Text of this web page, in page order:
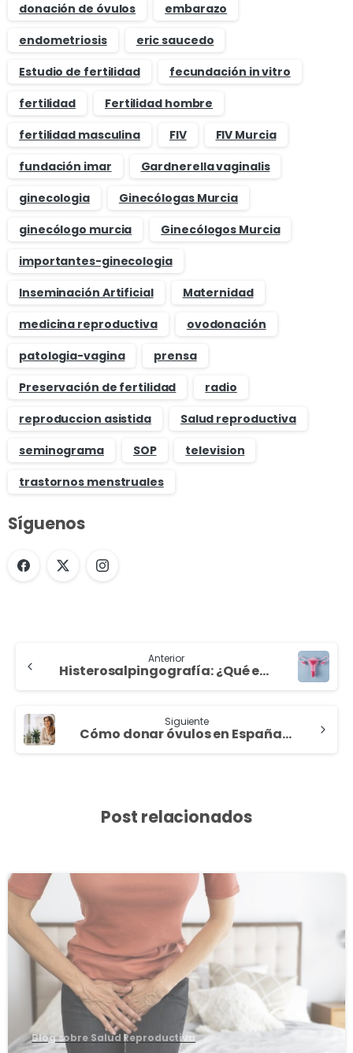
donación de óvulos
embarazo
endometriosis
eric saucedo
Estudio de fertilidad
fecundación in vitro
fertilidad
Fertilidad hombre
fertilidad masculina
FIV
FIV Murcia
fundación imar
Gardnerella vaginalis
ginecologia
Ginecólogas Murcia
ginecólogo murcia
Ginecólogos Murcia
importantes-ginecologia
Inseminación Artificial
Maternidad
medicina reproductiva
ovodonación
patologia-vagina
prensa
Preservación de fertilidad
radio
reproduccion asistida
Salud reproductiva
seminograma
SOP
television
trastornos menstruales
Síguenos
Anterior
Histerosalpingografía: ¿Qué es?
Siguiente
Cómo donar óvulos en España: ¿Cuál es el proceso?
Post relacionados
Blog sobre Salud Reproductiva